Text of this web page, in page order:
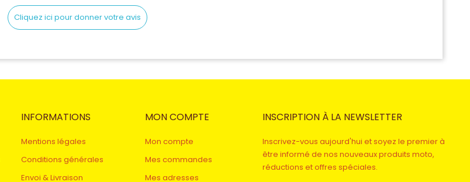
Cliquez ici pour donner votre avis
INFORMATIONS
Mentions légales
Conditions générales
Envoi & Livraison
MON COMPTE
Mon compte
Mes commandes
Mes adresses
INSCRIPTION À LA NEWSLETTER
Inscrivez-vous aujourd'hui et soyez le premier à
être informé de nos nouveaux produits moto,
réductions et offres spéciales.